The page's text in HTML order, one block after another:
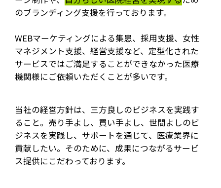
のブランディング支援を行っております。
WEBマーケティングによる集患、採用支援、女性
マネジメント支援、経営支援など、定型化された
サービスではご満足することができなかった医療
機関様にご依頼いただくことが多いです。
当社の経営方針は、三方良しのビジネスを実践す
ること。売り手よし、買い手よし、世間よしのビ
ジネスを実践し、サポートを通じて、医療業界に
貢献したい。そのために、成果につながるサービ
ス提供にこだわっております。